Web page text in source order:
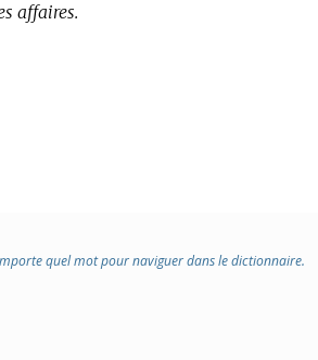
affaires.
quel mot pour naviguer dans le dictionnaire.